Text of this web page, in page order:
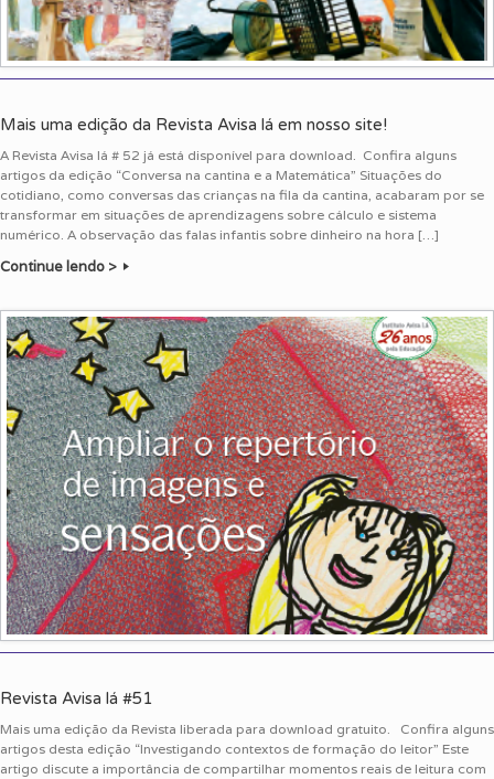
Mais uma edição da Revista Avisa lá em nosso site!
A Revista Avisa lá # 52 já está disponível para download. Confira alguns
artigos da edição “Conversa na cantina e a Matemática” Situações do
cotidiano, como conversas das crianças na fila da cantina, acabaram por se
transformar em situações de aprendizagens sobre cálculo e sistema
numérico. A observação das falas infantis sobre dinheiro na hora […]
Continue lendo >
Revista Avisa lá #51
Mais uma edição da Revista liberada para download gratuito. Confira alguns
artigos desta edição “Investigando contextos de formação do leitor” Este
artigo discute a importância de compartilhar momentos reais de leitura com